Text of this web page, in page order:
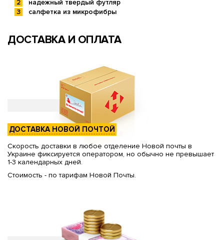
надежный твердый футляр
салфетка из микрофибры
ДОСТАВКА И ОПЛАТА
ДОСТАВКА НОВОЙ ПОЧТОЙ
Скорость доставки в любое отделение Новой почты в
Украине фиксируется оператором, но обычно не превышает
1-3 календарных дней.
Стоимость - по тарифам Новой Почты.